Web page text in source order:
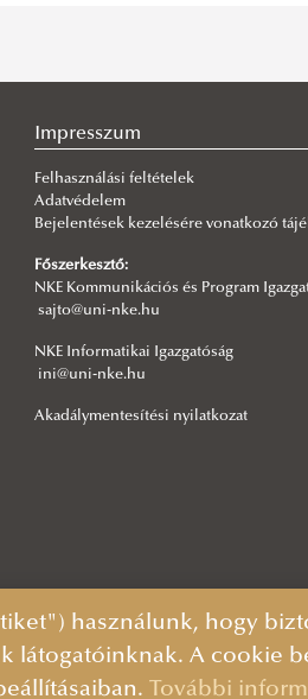
Impresszum
Felhasználási feltételek
Adatvédelem
Bejelentések kezelésére vonatkozó
Főszerkesztő:
NKE Kommunikációs és Program
sajto@uni-nke.hu
NKE Informatikai Igazgatóság
ini@uni-nke.hu
Akadálymentesítési nyilatkozat
használunk, hogy
látogatóinknak. A cookie
További